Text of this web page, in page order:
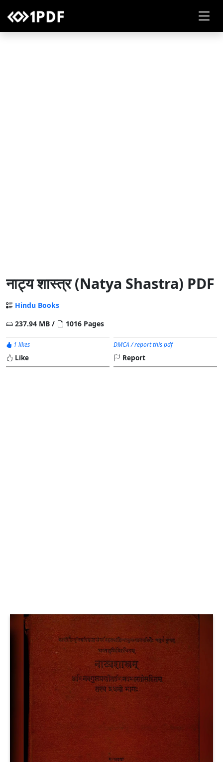
नाट्य शास्त्र (Natya Shastra) PDF
Hindu Books
237.94 MB /
1016 Pages
1 likes
Like
DMCA / report this pdf
Report